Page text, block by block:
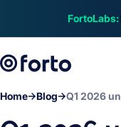
FortoLabs:
Home Blog